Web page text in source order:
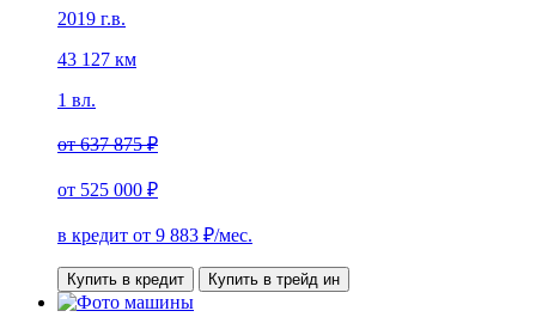
2019 г.в.
43 127 км
1 вл.
от637 875 ₽
от 525 000 ₽
в кредит от 9 883 ₽/мес.
Купить в кредит Купить в трейд ин